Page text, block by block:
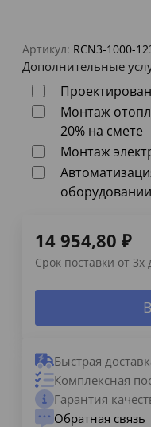
Артикул: RCN3-1000-
Дополнительные
Монтаж
20% на смете
Монтаж
14 954,80 ₽
Срок поставки от 3х
Быстрая
Комплексная
Гарантия
Обратная связь